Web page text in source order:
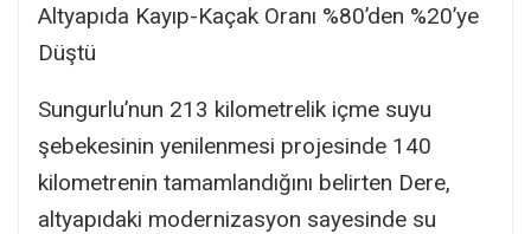
Altyapıda Kayıp-Kaçak Oranı %80’den %20’ye
Düştü
Sungurlu’nun 213 kilometrelik içme suyu
şebekesinin yenilenmesi projesinde 140
kilometrenin tamamlandığını belirten Dere,
altyapıdaki modernizasyon sayesinde su